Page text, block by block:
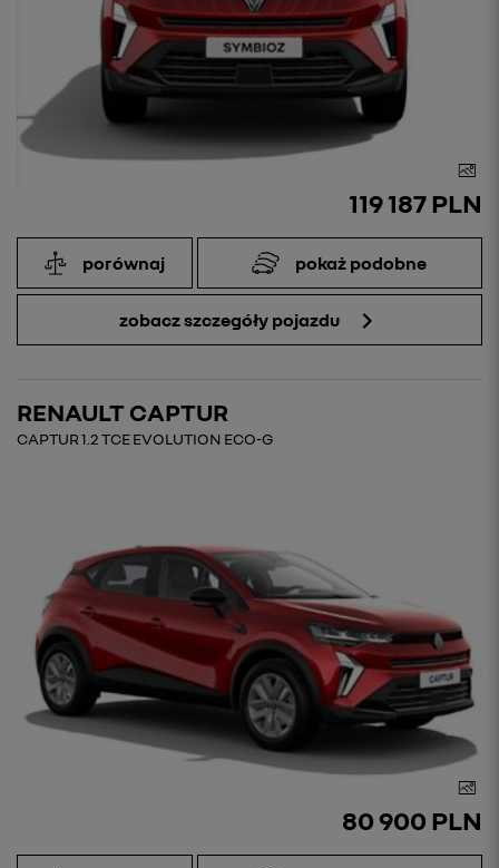
119 187 PLN
porównaj pokaż podobne
zobacz szczegóły pojazdu
RENAULT CAPTUR
CAPTUR 1.2 TCE EVOLUTION ECO-G
80 900 PLN